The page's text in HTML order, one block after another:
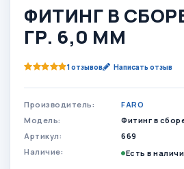
ФИТИНГ В
ГР. 6,0 ММ
1 отзывов Написать отзыв
Производитель:
FARO
Модель:
Фитинг в
Артикул:
669
Наличие:
Есть в